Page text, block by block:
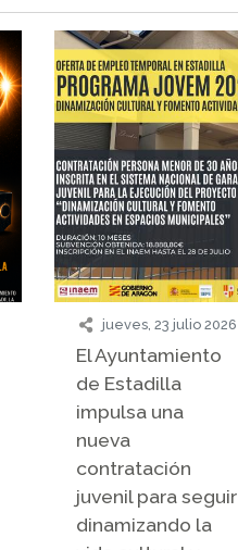
jueves, 23 julio 2026
El Ayuntamiento
de Estadilla
impulsa una
nueva
contratación
juvenil para seguir
dinamizando la